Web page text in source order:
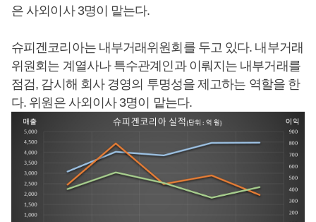
은 사외이사 3명이 맡는다.
슈피겐코리아는 내부거래위원회를 두고 있다. 내부거래
위원회는 계열사나 특수관계인과 이뤄지는 내부거래를
점검, 감시해 회사 경영의 투명성을 제고하는 역할을 한
다. 위원은 사외이사 3명이 맡는다.